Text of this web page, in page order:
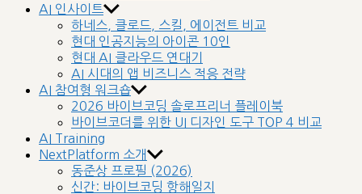
AI 인사이트
하네스, 클로드, 스킬, 에이전트 비교
현대 인공지능의 아이콘 10인
현대 AI 클라우드 연대기
AI 시대의 앱 비즈니스 적응 전략
AI 참여형 워크숍
2026 바이브코딩 솔로프리너 플레이북
바이브코더를 위한 UI 디자인 도구 TOP 4 비교
AI Training
NextPlatform 소개
동준상 프로필 (2026)
신간: 바이브코딩 항해일지